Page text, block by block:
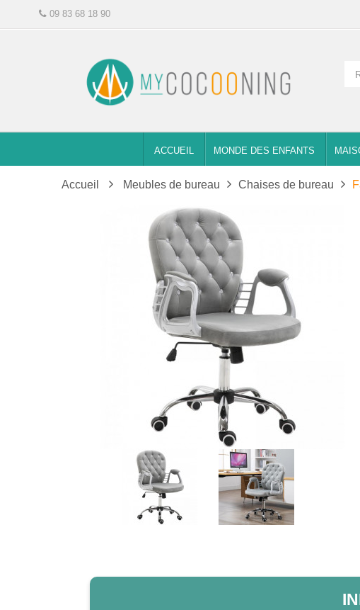
09 83 68 18 90
ACCUEIL MONDE DES ENFANTS
Accueil Meubles de bureau Chaises de bureau